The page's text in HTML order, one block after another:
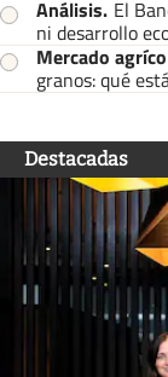
Análisis. El
ni desarrollo
Mercado
granos: qué
Destacadas